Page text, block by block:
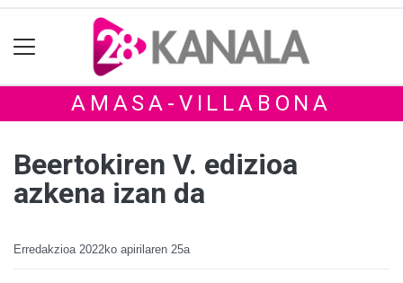
AMASA-VILLABONA
Beertokiren V. edizioa
azkena izan da
Erredakzioa 2022ko apirilaren 25a